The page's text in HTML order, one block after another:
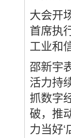
大会开
首席执
工业和
邵新宇
活力持
抓数字
破，推
力当好